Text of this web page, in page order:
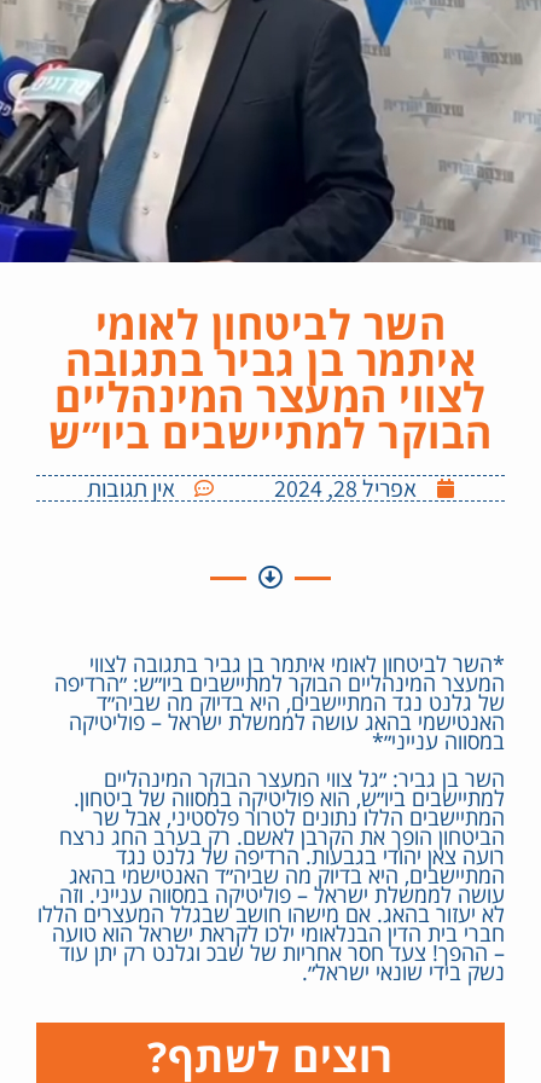
השר לביטחון לאומי
איתמר בן גביר בתגובה
לצווי המעצר המינהליים
הבוקר למתיישבים ביו״ש
אפריל 28, 2024 אין תגובות
*השר לביטחון לאומי איתמר בן גביר בתגובה לצווי
המעצר המינהליים הבוקר למתיישבים ביו״ש: ״הרדיפה
של גלנט נגד המתיישבים, היא בדיוק מה שביה״ד
האנטישמי בהאג עושה לממשלת ישראל – פוליטיקה
במסווה ענייני״*
השר בן גביר: ״גל צווי המעצר הבוקר המינהליים
למתיישבים ביו״ש, הוא פוליטיקה במסווה של ביטחון.
המתיישבים הללו נתונים לטרור פלסטיני, אבל שר
הביטחון הופך את הקרבן לאשם. רק בערב החג נרצח
רועה צאן יהודי בגבעות. הרדיפה של גלנט נגד
המתיישבים, היא בדיוק מה שביה״ד האנטישמי בהאג
עושה לממשלת ישראל – פוליטיקה במסווה ענייני. וזה
לא יעזור בהאג. אם מישהו חושב שבגלל המעצרים הללו
חברי בית הדין הבנלאומי ילכו לקראת ישראל הוא טועה
– ההפך! צעד חסר אחריות של שבכ וגלנט רק יתן עוד
נשק בידי שונאי ישראל״.
רוצים לשתף?